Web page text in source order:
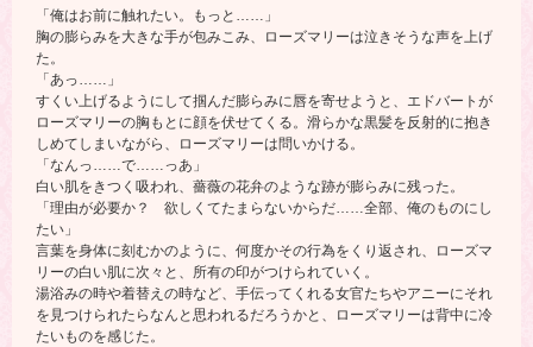
「俺はお前に触れたい。もっと……」
胸の膨らみを大きな手が包みこみ、ローズマリーは泣きそうな声を上げ
た。
「あっ……」
すくい上げるようにして掴んだ膨らみに唇を寄せようと、エドバートが
ローズマリーの胸もとに顔を伏せてくる。滑らかな黒髪を反射的に抱き
しめてしまいながら、ローズマリーは問いかける。
「なんっ……で……っあ」
白い肌をきつく吸われ、薔薇の花弁のような跡が膨らみに残った。
「理由が必要か？ 欲しくてたまらないからだ……全部、俺のものにし
たい」
言葉を身体に刻むかのように、何度かその行為をくり返され、ローズマ
リーの白い肌に次々と、所有の印がつけられていく。
湯浴みの時や着替えの時など、手伝ってくれる女官たちやアニーにそれ
を見つけられたらなんと思われるだろうかと、ローズマリーは背中に冷
たいものを感じた。